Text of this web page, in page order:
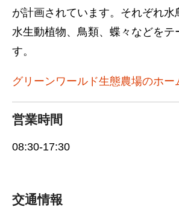
が計画されています。それぞれ水
水生動植物、鳥類、蝶々などをテ
す。
グリーンワールド生態農場のホー
営業時間
08:30-17:30
交通情報